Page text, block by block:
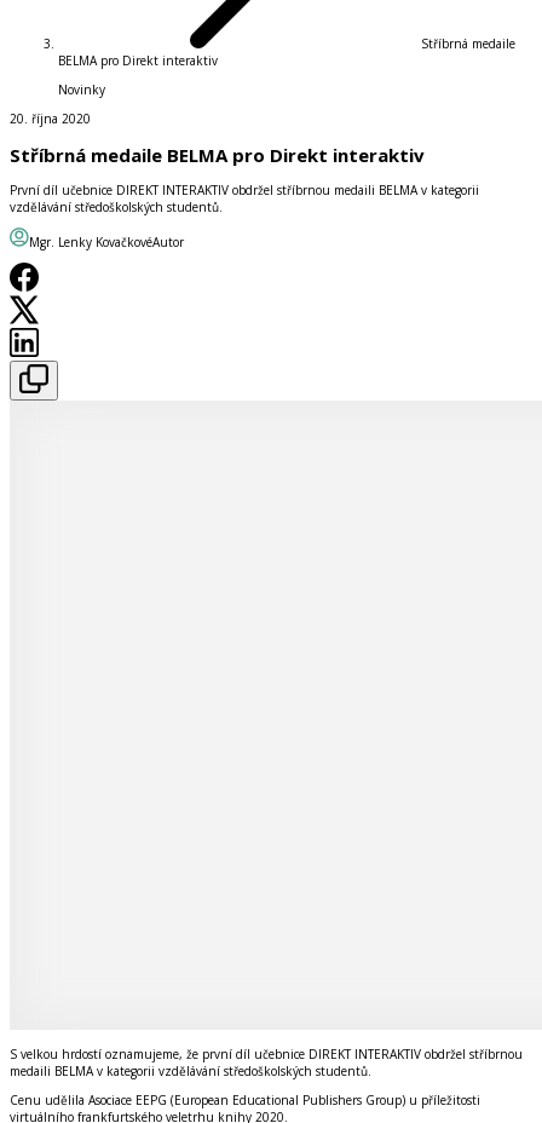
Stříbrná medaile
BELMA pro Direkt interaktiv
Novinky
20. října 2020
Stříbrná medaile BELMA pro Direkt interaktiv
První díl učebnice DIREKT INTERAKTIV obdržel stříbrnou medaili BELMA v kategorii
vzdělávání středoškolských studentů.
Mgr. Lenky KovačkovéAutor
S velkou hrdostí oznamujeme, že první díl učebnice DIREKT INTERAKTIV obdržel stříbrnou
medaili BELMA v kategorii vzdělávání středoškolských studentů.
Cenu udělila Asociace EEPG (European Educational Publishers Group) u příležitosti
virtuálního frankfurtského veletrhu knihy 2020.